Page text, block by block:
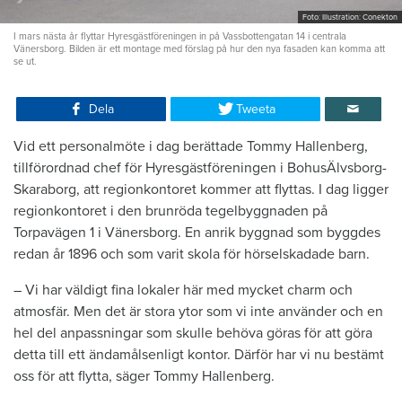
Foto: Illustration: Conekton
I mars nästa år flyttar Hyresgästföreningen in på Vassbottengatan 14 i centrala
Vänersborg. Bilden är ett montage med förslag på hur den nya fasaden kan komma att
se ut.
Dela Tweeta
Vid ett personalmöte i dag berättade Tommy Hallenberg,
tillförordnad chef för Hyresgästföreningen i BohusÄlvsborg-
Skaraborg, att regionkontoret kommer att flyttas. I dag ligger
regionkontoret i den brunröda tegelbyggnaden på
Torpavägen 1 i Vänersborg. En anrik byggnad som byggdes
redan år 1896 och som varit skola för hörselskadade barn.
– Vi har väldigt fina lokaler här med mycket charm och
atmosfär. Men det är stora ytor som vi inte använder och en
hel del anpassningar som skulle behöva göras för att göra
detta till ett ändamålsenligt kontor. Därför har vi nu bestämt
oss för att flytta, säger Tommy Hallenberg.